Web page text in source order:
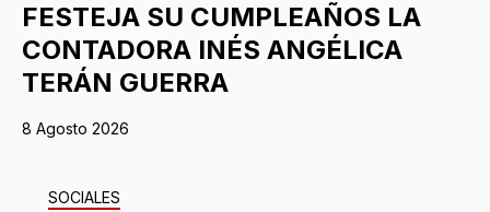
FESTEJA SU CUMPLEAÑOS LA
CONTADORA INÉS ANGÉLICA
TERÁN GUERRA
8 Agosto 2026
SOCIALES